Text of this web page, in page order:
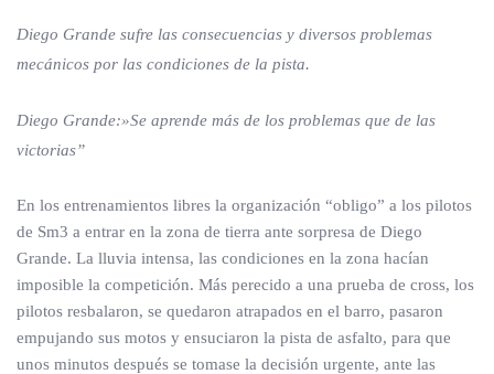
Diego Grande sufre las consecuencias y diversos problemas
mecánicos por las condiciones de la pista.
Diego Grande:»Se aprende más de los problemas que de las
victorias”
En los entrenamientos libres la organización “obligo” a los pilotos
de Sm3 a entrar en la zona de tierra ante sorpresa de Diego
Grande. La lluvia intensa, las condiciones en la zona hacían
imposible la competición. Más perecido a una prueba de cross, los
pilotos resbalaron, se quedaron atrapados en el barro, pasaron
empujando sus motos y ensuciaron la pista de asfalto, para que
unos minutos después se tomase la decisión urgente, ante las